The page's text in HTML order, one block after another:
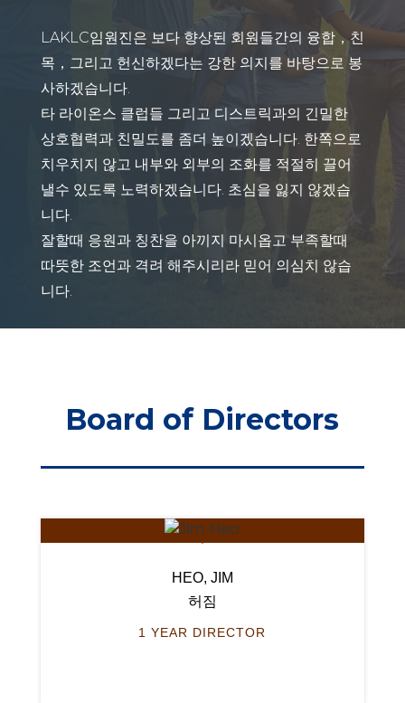
LAKLC임원진은 보다 향상된 회원들간의 융합，친
목，그리고 헌신하겠다는 강한 의지를 바탕으로 봉
사하겠습니다.
타 라이온스 클럽들 그리고 디스트릭과의 긴밀한
상호협력과 친밀도를 좀더 높이겠습니다. 한쪽으로
치우치지 않고 내부와 외부의 조화를 적절히 끌어
낼수 있도록 노력하겠습니다. 초심을 잃지 않겠습
니다.
잘할때 응원과 칭찬을 아끼지 마시옵고 부족할때
따뜻한 조언과 격려 해주시리라 믿어 의심치 않습
니다.
Board of Directors
HEO, JIM
허짐
1 YEAR DIRECTOR